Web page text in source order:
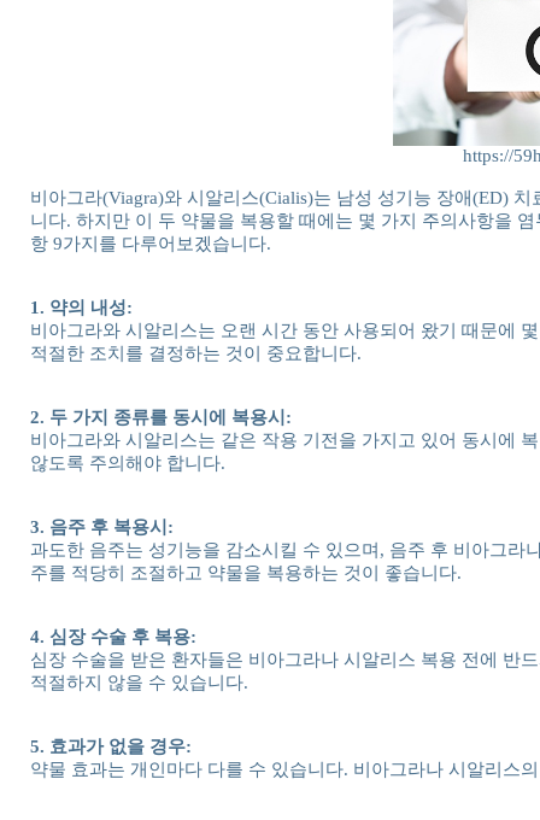
https://
비아그라(Viagra)와 시알리스(Cialis)는 남성 성기능 장애(ED)
니다. 하지만 이 두 약물을 복용할 때에는 몇 가지 주의사항을
항 9가지를 다루어보겠습니다.
1. 약의 내성:
비아그라와 시알리스는 오랜 시간 동안 사용되어 왔기 때문에
적절한 조치를 결정하는 것이 중요합니다.
2. 두 가지 종류를 동시에 복용시:
비아그라와 시알리스는 같은 작용 기전을 가지고 있어 동시에
않도록 주의해야 합니다.
3. 음주 후 복용시:
과도한 음주는 성기능을 감소시킬 수 있으며, 음주 후 비아그
주를 적당히 조절하고 약물을 복용하는 것이 좋습니다.
4. 심장 수술 후 복용:
심장 수술을 받은 환자들은 비아그라나 시알리스 복용 전에 반
적절하지 않을 수 있습니다.
5. 효과가 없을 경우:
약물 효과는 개인마다 다를 수 있습니다. 비아그라나 시알리스